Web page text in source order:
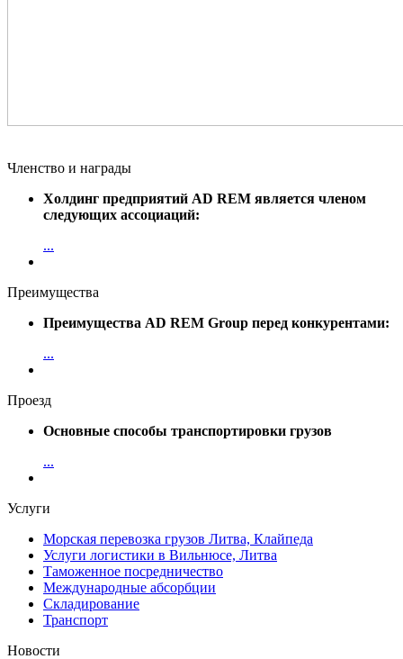
Членство и награды
Холдинг предприятий AD REM является членом
следующих ассоциаций:
...
Преимущества
Преимущества AD REM Group перед конкурентами:
...
Проезд
Основные способы транспортировки грузов
...
Услуги
Морская перевозка грузов Литва, Клайпеда
Услуги логистики в Вильнюсе, Литва
Таможенное посредничество
Международные абсорбции
Складирование
Транспорт
Новости